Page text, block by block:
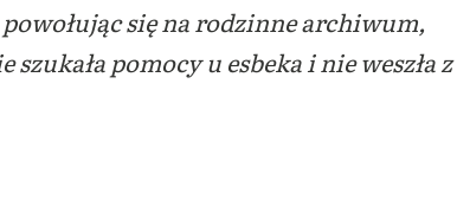
się na rodzinne archiwum,
pomocy u esbeka i nie weszła z